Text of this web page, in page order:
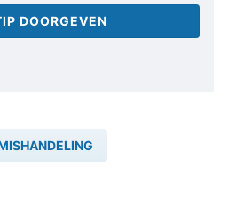
DOORGEVEN